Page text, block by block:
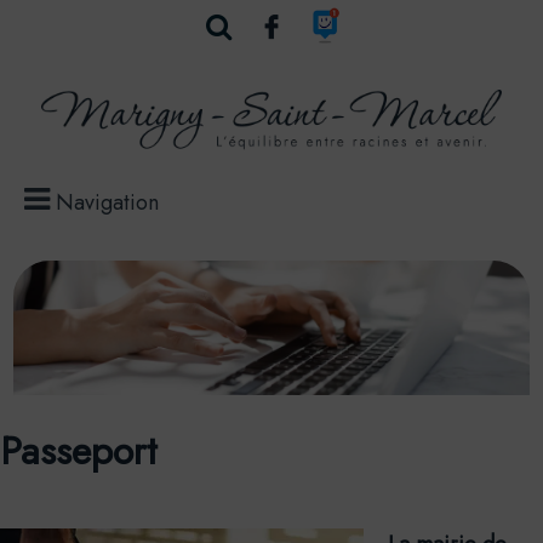
Navigation
Passeport